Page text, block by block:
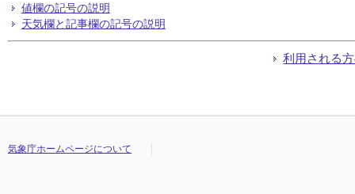
値欄の記号の説明
天気欄と記事欄の記号の説明
利用される
気象庁ホームページについて